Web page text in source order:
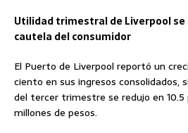
Utilidad trimestral de Liverpool se
cautela del consumidor
El Puerto de Liverpool reportó un
ciento en sus ingresos consolidados,
del tercer trimestre se redujo en
millones de pesos.